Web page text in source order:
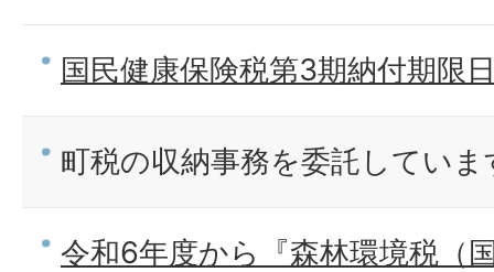
国民健康保険税第3期納付期限
町税の収納事務を委託していま
令和6年度から『森林環境税（